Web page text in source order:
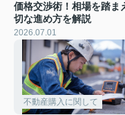
価格交渉術！相場を踏ま
切な進め方を解説
2026.07.01
不動産購入に関して